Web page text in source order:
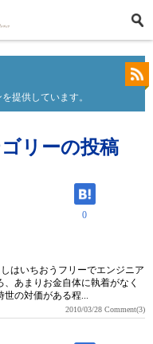
提供しています。
リーの投稿
0
はいちおうフリーでエンジニア
あまりお金自体に執着がなく
世の対価がある程...
2010/03/28 Comment(3)